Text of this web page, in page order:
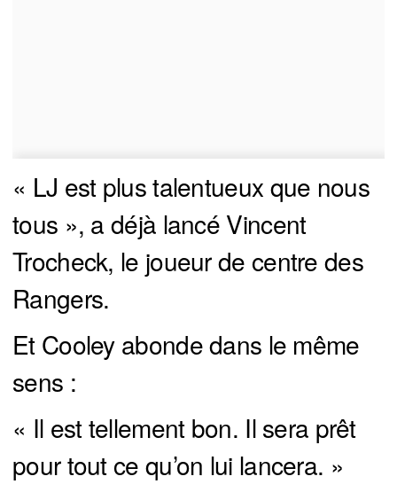
« LJ est plus talentueux que nous
tous », a déjà lancé Vincent
Trocheck, le joueur de centre des
Rangers.
Et Cooley abonde dans le même
sens :
« Il est tellement bon. Il sera prêt
pour tout ce qu’on lui lancera. »